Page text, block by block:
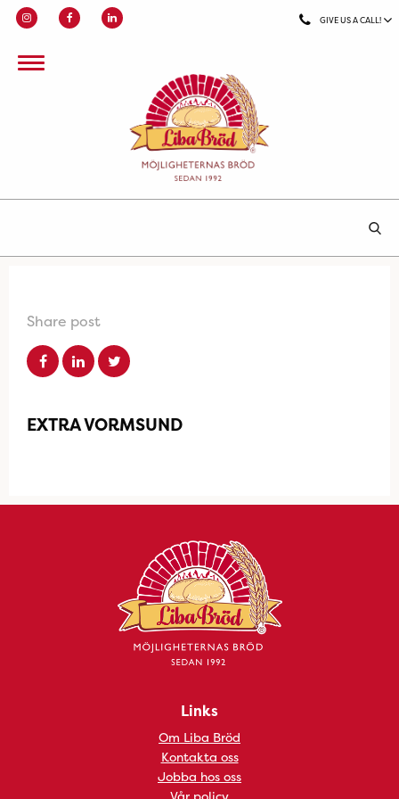
GIVE US A CALL!
Share post
EXTRA VORMSUND
Links
Om Liba Bröd
Kontakta oss
Jobba hos oss